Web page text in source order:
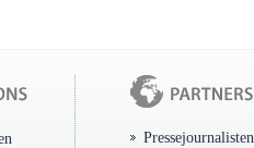
Pressejournalisten